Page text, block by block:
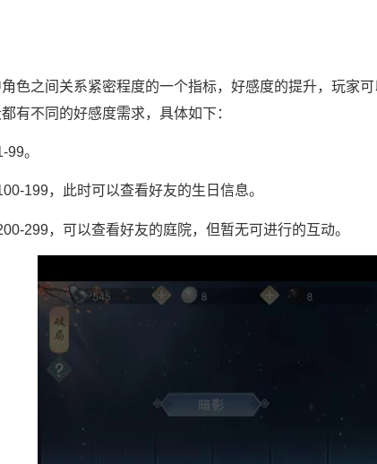
色之间关系紧密程度的一个指标，好感度的提升，玩家
有不同的好感度需求，具体如下：
。
199，此时可以查看好友的生日信息。
299，可以查看好友的庭院，但暂无可进行的互动。